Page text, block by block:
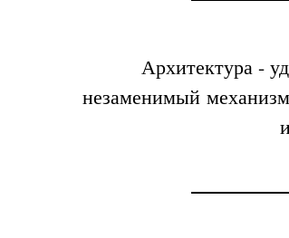
Архитектура -
незаменимый